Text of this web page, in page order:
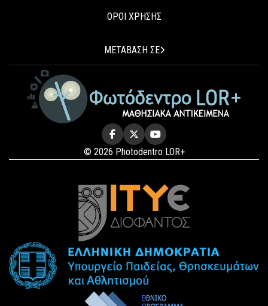
ΟΡΟΙ ΧΡΗΣΗΣ
ΜΕΤΑΒΑΣΗ ΣΕ
© 2026 Photodentro LOR+